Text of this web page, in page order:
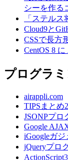
シーを作る
「ステル
Cloud9と
CSSで長方
CentOS 8
プログラ
airappli.com
TIPSまとめ
JSONPプロ
Google
iGoogleガ
jQueryプロ